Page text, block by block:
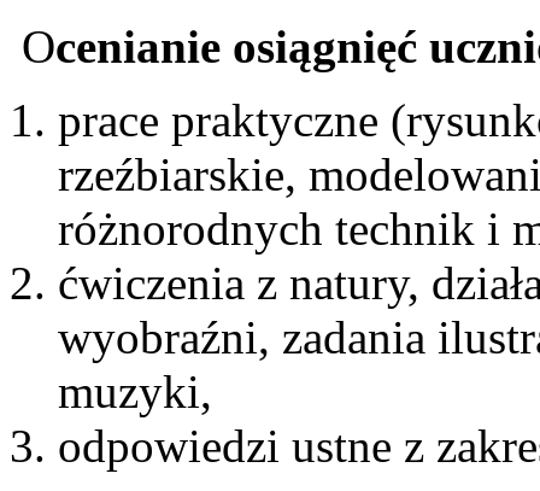
Ocenianie osiągnięć
prace praktyczne
rzeźbiarskie,
różnorodnych technik i
ćwiczenia z natury,
wyobraźni, zadania
muzyki,
odpowiedzi ustne z